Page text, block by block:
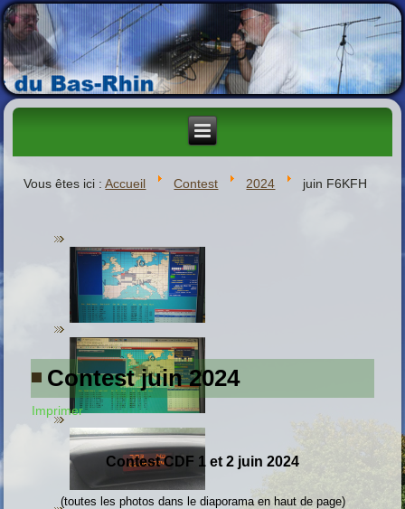
Vous êtes ici :Accueil Contest 2024 juin F6KFH
Contest juin 2024
Imprimer
ContestCDF 1 et 2 juin 2024
(toutes les photos dans le diaporama en haut de page)